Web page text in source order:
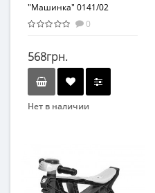
"Машинка" 0141/02
0
568грн.
Нет в наличии
Толокар